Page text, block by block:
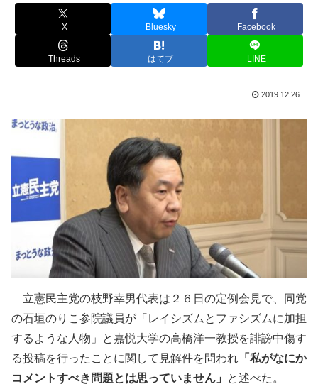
X Bluesky Facebook
Threads はてブ LINE
2019.12.26
立憲民主党の枝野幸男代表は２６日の定例会見で、同党
の石垣のりこ参院議員が「レイシズムとファシズムに加担
するような人物」と嘉悦大学の高橋洋一教授を誹謗中傷す
る投稿を行ったことに関して見解件を問われ 「私がなにか
コメントすべき問題とは思っていません」
と述べた。